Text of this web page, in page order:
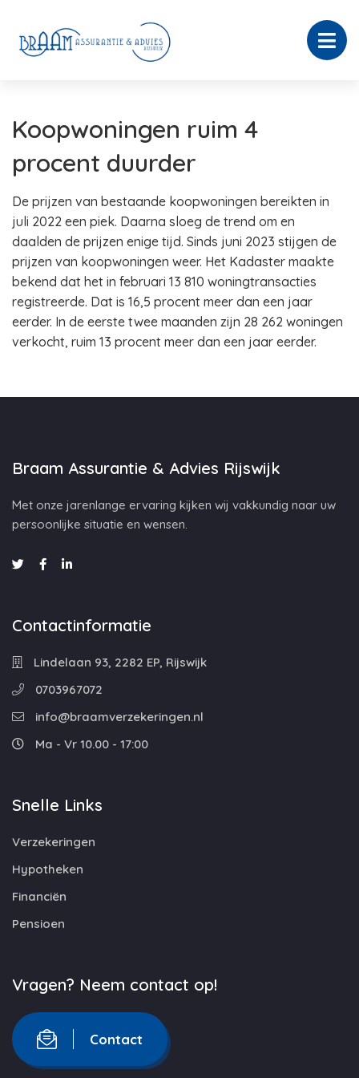
Koopwoningen ruim 4
procent duurder
De prijzen van bestaande koopwoningen bereikten in
juli 2022 een piek. Daarna sloeg de trend om en
daalden de prijzen enige tijd. Sinds juni 2023 stijgen de
prijzen van koopwoningen weer. Het Kadaster maakte
bekend dat het in februari 13 810 woningtransacties
registreerde. Dat is 16,5 procent meer dan een jaar
eerder. In de eerste twee maanden zijn 28 262 woningen
verkocht, ruim 13 procent meer dan een jaar eerder.
Braam Assurantie & Advies Rijswijk
Met onze jarenlange ervaring kijken wij vakkundig naar uw
persoonlijke situatie en wensen.
Contactinformatie
Lindelaan 93, 2282 EP, Rijswijk
0703967072
info@braamverzekeringen.nl
Ma - Vr 10.00 - 17:00
Snelle Links
Verzekeringen
Hypotheken
Financiën
Pensioen
Vragen? Neem contact op!
Contact